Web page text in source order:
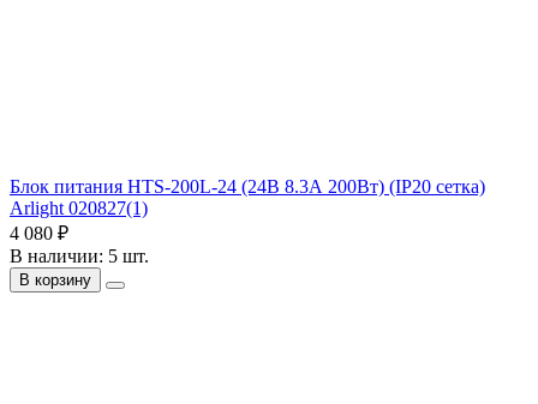
Блок питания HTS-200L-24 (24В 8.3А 200Вт) (IP20 сетка)
Arlight 020827(1)
4 080 ₽
В наличии: 5 шт.
В корзину